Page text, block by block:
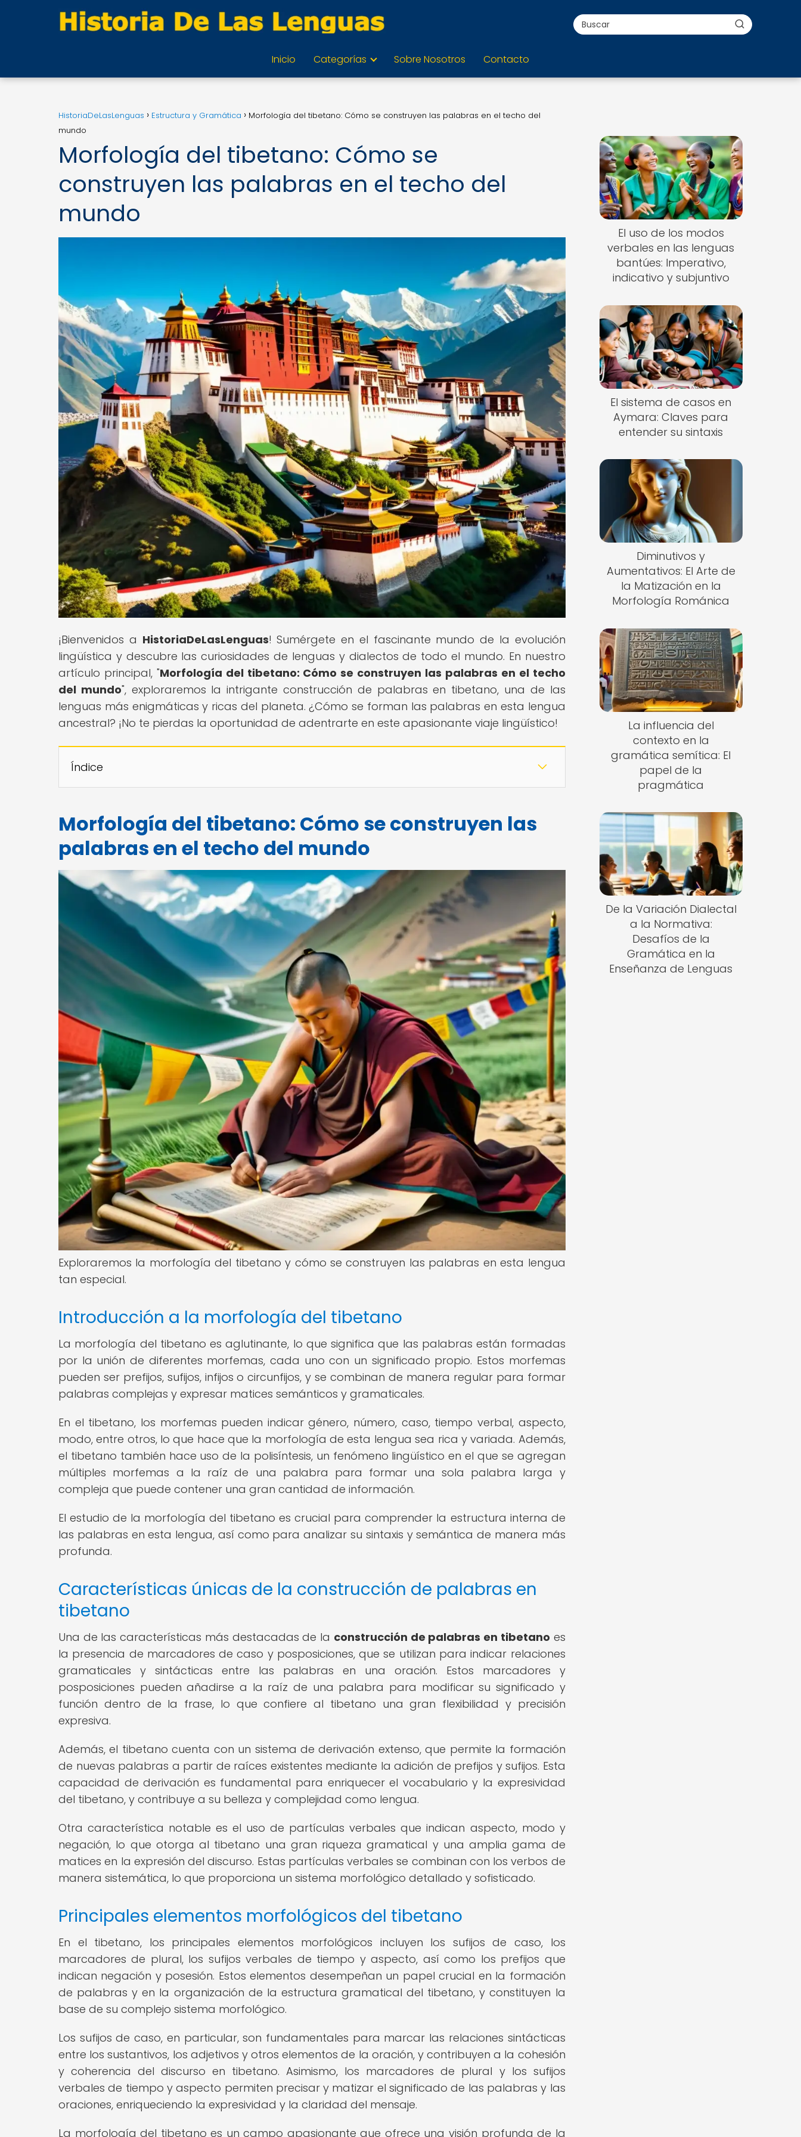
Inicio Categorías Sobre Nosotros Contacto
HistoriaDeLasLenguas Estructura y Gramática
Morfología del tibetano: Cómo se construyen las palabras en el techo del
mundo
Morfología del tibetano: Cómo se
construyen las palabras en el techo del
mundo
¡Bienvenidos a HistoriaDeLasLenguas! Sumérgete en el fascinante mundo de la evolución
lingüística y descubre las curiosidades de lenguas y dialectos de todo el mundo. En nuestro
artículo principal, "Morfología del tibetano: Cómo se construyen las palabras en el techo
del mundo", exploraremos la intrigante construcción de palabras en tibetano, una de las
lenguas más enigmáticas y ricas del planeta. ¿Cómo se forman las palabras en esta lengua
ancestral? ¡No te pierdas la oportunidad de adentrarte en este apasionante viaje lingüístico!
Índice
Morfología del tibetano: Cómo se construyen las
palabras en el techo del mundo
Exploraremos la morfología del tibetano y cómo se construyen las palabras en esta lengua
tan especial.
Introducción a la morfología del tibetano
La morfología del tibetano es aglutinante, lo que significa que las palabras están formadas
por la unión de diferentes morfemas, cada uno con un significado propio. Estos morfemas
pueden ser prefijos, sufijos, infijos o circunfijos, y se combinan de manera regular para formar
palabras complejas y expresar matices semánticos y gramaticales.
En el tibetano, los morfemas pueden indicar género, número, caso, tiempo verbal, aspecto,
modo, entre otros, lo que hace que la morfología de esta lengua sea rica y variada. Además,
el tibetano también hace uso de la polisíntesis, un fenómeno lingüístico en el que se agregan
múltiples morfemas a la raíz de una palabra para formar una sola palabra larga y
compleja que puede contener una gran cantidad de información.
El estudio de la morfología del tibetano es crucial para comprender la estructura interna de
las palabras en esta lengua, así como para analizar su sintaxis y semántica de manera más
profunda.
Características únicas de la construcción de palabras en
tibetano
Una de las características más destacadas de la construcción de palabras en tibetano es
la presencia de marcadores de caso y posposiciones, que se utilizan para indicar relaciones
gramaticales y sintácticas entre las palabras en una oración. Estos marcadores y
posposiciones pueden añadirse a la raíz de una palabra para modificar su significado y
función dentro de la frase, lo que confiere al tibetano una gran flexibilidad y precisión
expresiva.
Además, el tibetano cuenta con un sistema de derivación extenso, que permite la formación
de nuevas palabras a partir de raíces existentes mediante la adición de prefijos y sufijos. Esta
capacidad de derivación es fundamental para enriquecer el vocabulario y la expresividad
del tibetano, y contribuye a su belleza y complejidad como lengua.
Otra característica notable es el uso de partículas verbales que indican aspecto, modo y
negación, lo que otorga al tibetano una gran riqueza gramatical y una amplia gama de
matices en la expresión del discurso. Estas partículas verbales se combinan con los verbos de
manera sistemática, lo que proporciona un sistema morfológico detallado y sofisticado.
Principales elementos morfológicos del tibetano
En el tibetano, los principales elementos morfológicos incluyen los sufijos de caso, los
marcadores de plural, los sufijos verbales de tiempo y aspecto, así como los prefijos que
indican negación y posesión. Estos elementos desempeñan un papel crucial en la formación
de palabras y en la organización de la estructura gramatical del tibetano, y constituyen la
base de su complejo sistema morfológico.
Los sufijos de caso, en particular, son fundamentales para marcar las relaciones sintácticas
entre los sustantivos, los adjetivos y otros elementos de la oración, y contribuyen a la cohesión
y coherencia del discurso en tibetano. Asimismo, los marcadores de plural y los sufijos
verbales de tiempo y aspecto permiten precisar y matizar el significado de las palabras y las
oraciones, enriqueciendo la expresividad y la claridad del mensaje.
La morfología del tibetano es un campo apasionante que ofrece una visión profunda de la
El uso de los modos
verbales en las lenguas
bantúes: Imperativo,
indicativo y subjuntivo
El sistema de casos en
Aymara: Claves para
entender su sintaxis
Diminutivos y
Aumentativos: El Arte de
la Matización en la
Morfología Románica
La influencia del
contexto en la
gramática semítica: El
papel de la
pragmática
De la Variación Dialectal
a la Normativa:
Desafíos de la
Gramática en la
Enseñanza de Lenguas